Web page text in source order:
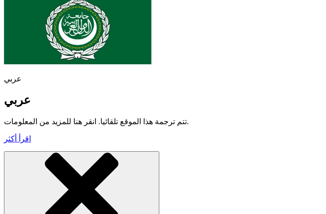
عربي
عربي
تتم ترجمة هذا الموقع تلقائيا. انقر هنا للمزيد من المعلومات.
اقرأ أكثر